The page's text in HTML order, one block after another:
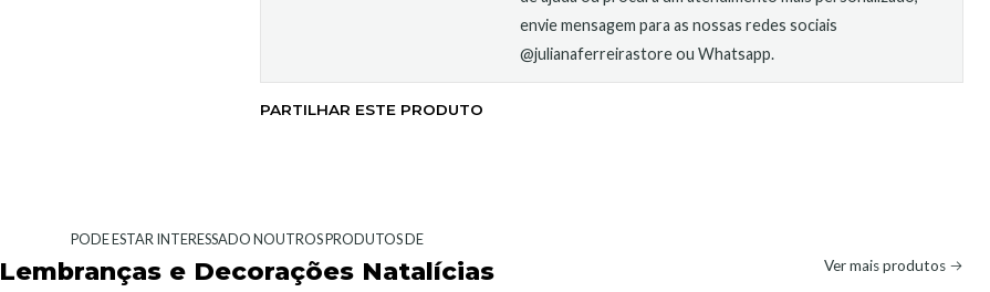
envie mensagem para as nossas redes sociais
@julianaferreirastore ou Whatsapp.
PARTILHAR ESTE PRODUTO
PODE ESTAR INTERESSADO NOUTROS PRODUTOS DE
Lembranças e Decorações Natalícias Ver mais produtos